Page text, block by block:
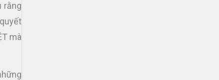
rằng
mà